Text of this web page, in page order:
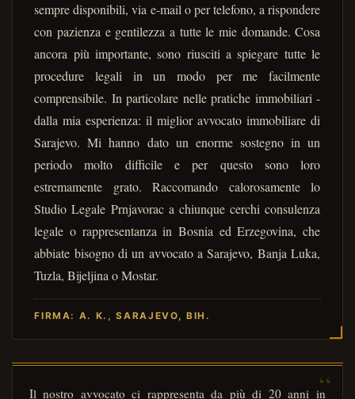
sempre disponibili, via e-mail o per telefono, a rispondere
con pazienza e gentilezza a tutte le mie domande. Cosa
ancora più importante, sono riusciti a spiegare tutte le
procedure legali in un modo per me facilmente
comprensibile. In particolare nelle pratiche immobiliari -
dalla mia esperienza: il miglior avvocato immobiliare di
Sarajevo. Mi hanno dato un enorme sostegno in un
periodo molto difficile e per questo sono loro
estremamente grato. Raccomando calorosamente lo
Studio Legale Prnjavorac a chiunque cerchi consulenza
legale o rappresentanza in Bosnia ed Erzegovina, che
abbiate bisogno di un avvocato a Sarajevo, Banja Luka,
Tuzla, Bijeljina o Mostar.
FIRMA: A. K., SARAJEVO, BIH.
Il nostro avvocato ci rappresenta da più di 20 anni in